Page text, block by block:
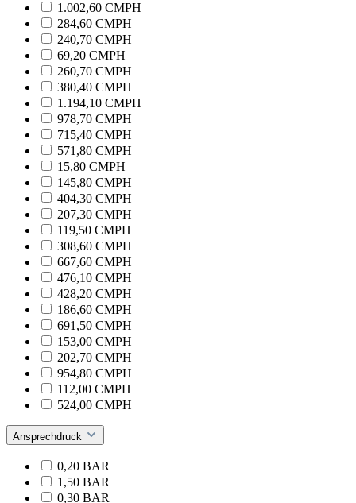
1.002,60 CMPH
284,60 CMPH
240,70 CMPH
69,20 CMPH
260,70 CMPH
380,40 CMPH
1.194,10 CMPH
978,70 CMPH
715,40 CMPH
571,80 CMPH
15,80 CMPH
145,80 CMPH
404,30 CMPH
207,30 CMPH
119,50 CMPH
308,60 CMPH
667,60 CMPH
476,10 CMPH
428,20 CMPH
186,60 CMPH
691,50 CMPH
153,00 CMPH
202,70 CMPH
954,80 CMPH
112,00 CMPH
524,00 CMPH
Ansprechdruck
0,20 BAR
1,50 BAR
0,30 BAR